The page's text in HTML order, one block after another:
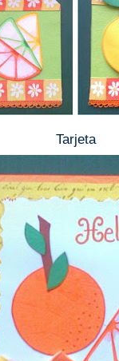
Tarjeta